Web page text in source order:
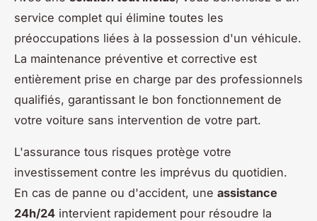
service complet qui élimine toutes les
préoccupations liées à la possession d'un véhicule.
La maintenance préventive et corrective est
entièrement prise en charge par des professionnels
qualifiés, garantissant le bon fonctionnement de
votre voiture sans intervention de votre part.
L'assurance tous risques protège votre
investissement contre les imprévus du quotidien.
En cas de panne ou d'accident, une assistance
24h/24 intervient rapidement pour résoudre la